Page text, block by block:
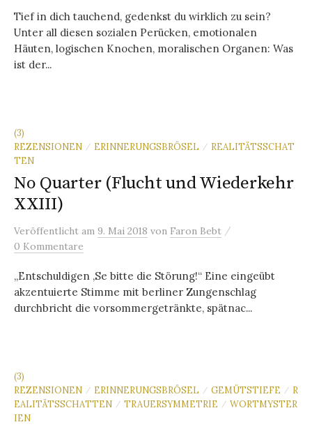
Tief in dich tauchend, gedenkst du wirklich zu sein?
Unter all diesen sozialen Perücken, emotionalen
Häuten, logischen Knochen, moralischen Organen: Was
ist der...
(3)
REZENSIONEN / ERINNERUNGSBRÖSEL / REALITÄTSSCHAT
TEN
No Quarter (Flucht und Wiederkehr
XXIII)
Veröffentlicht am 9. Mai 2018 von Faron Bebt /
0 Kommentare
„Entschuldigen ‚Se bitte die Störung!“ Eine eingeübt
akzentuierte Stimme mit berliner Zungenschlag
durchbricht die vorsommergetränkte, spätnac...
(3)
REZENSIONEN / ERINNERUNGSBRÖSEL / GEMÜTSTIEFE / R
EALITÄTSSCHATTEN / TRAUERSYMMETRIE / WORTMYSTER
IEN